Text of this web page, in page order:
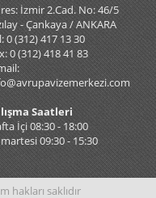
İzmir 2.Cad. No: 46/5
- Çankaya / ANKARA
0 (312) 417 13 30
0 (312) 418 41 83
Saatleri
İçi 08:30 - 18:00
09:30 - 15:30
hakları saklıdır